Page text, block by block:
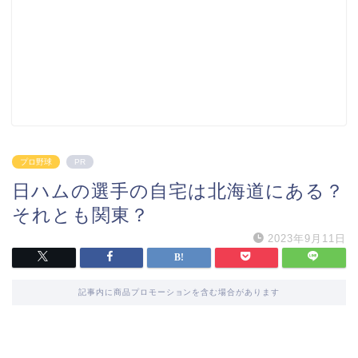
プロ野球 PR
日ハムの選手の自宅は北海道にある？
それとも関東？
2023年9月11日
記事内に商品プロモーションを含む場合があります